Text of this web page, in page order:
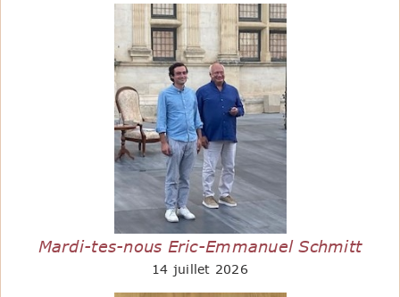
Mardi-tes-nous Eric-Emmanuel Schmitt
14 juillet 2026